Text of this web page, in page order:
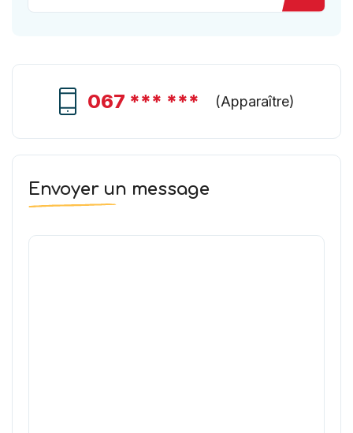
067 *** *** (Apparaître)
Envoyer un message